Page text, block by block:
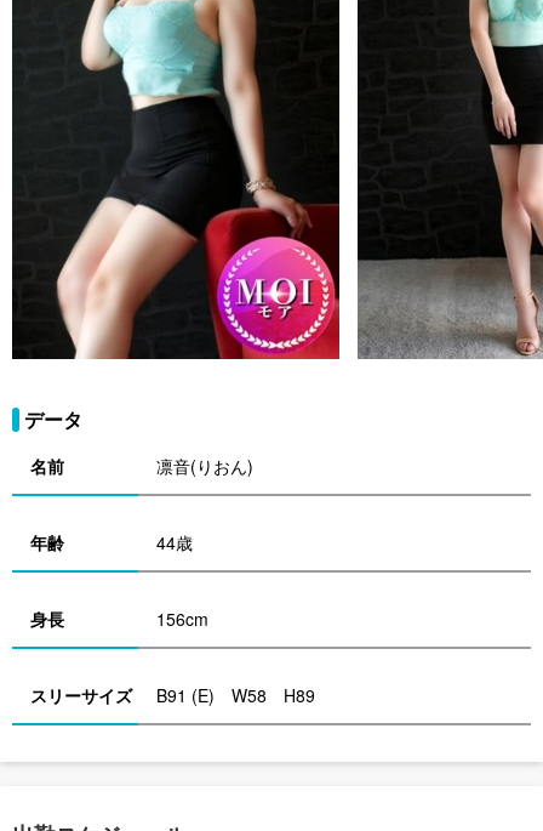
データ
名前 凛音(りおん)
年齢 44歳
身長 156cm
スリーサイズ B91 (E) W58 H89